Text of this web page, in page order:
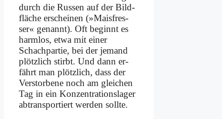
durch die Rus­sen auf der Bild­
flä­che er­schei­nen (»Mais­fres­
ser« ge­nannt). Oft be­ginnt es
harm­los, et­wa mit ei­ner
Schach­par­tie, bei der je­mand
plötz­lich stirbt. Und dann er­
fährt man plötz­lich, dass der
Ver­stor­be­ne noch am glei­chen
Tag in ein Kon­zen­tra­ti­ons­la­ger
ab­trans­por­tiert wer­den soll­te.